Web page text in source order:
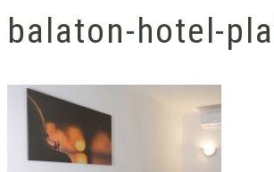
balaton-hotel-